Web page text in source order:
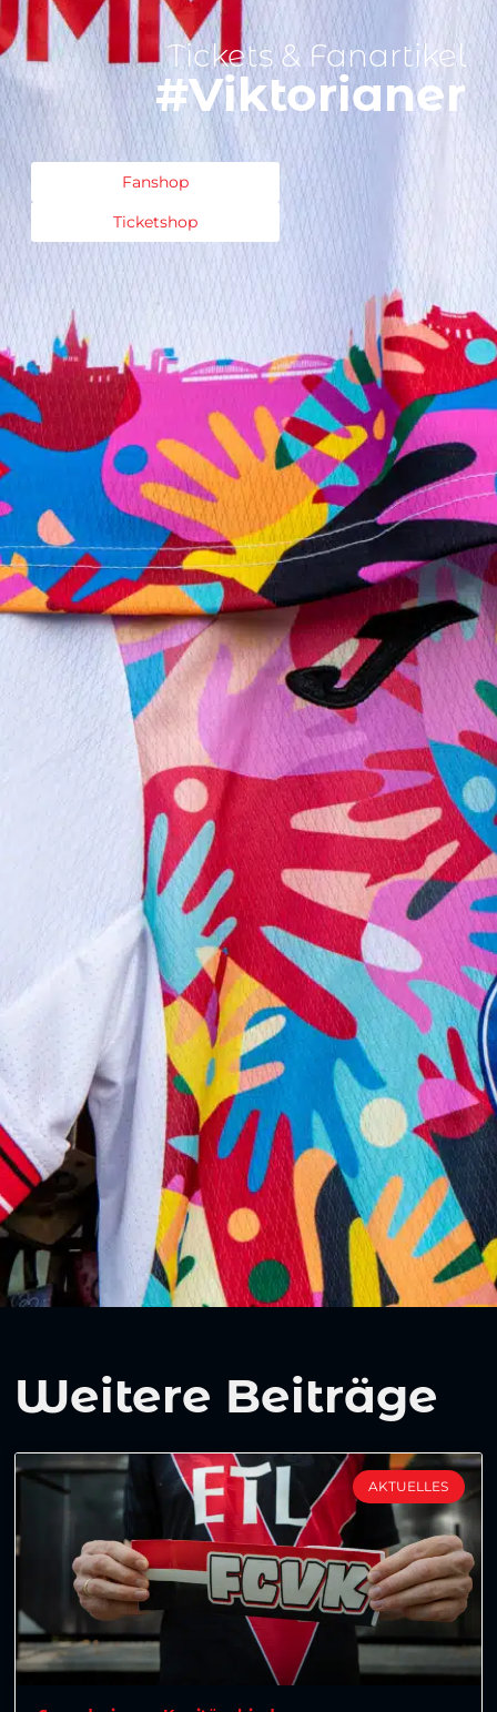
Tickets & Fanartikel
#Viktorianer
Fanshop
Ticketshop
Weitere Beiträge
AKTUELLES